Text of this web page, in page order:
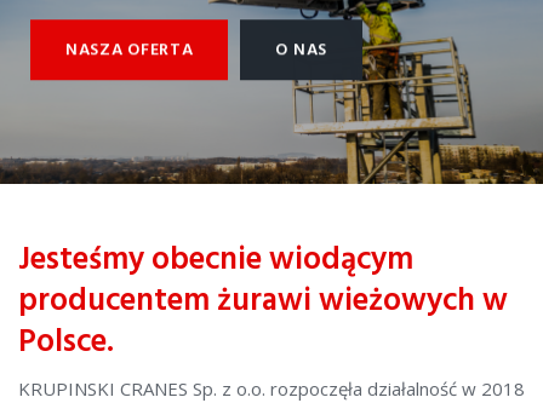
NASZA OFERTA O NAS
Jesteśmy obecnie wiodącym
producentem żurawi wieżowych w
Polsce.
KRUPINSKI CRANES Sp. z o.o. rozpoczęła działalność w 2018